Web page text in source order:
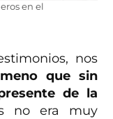
en el
nos
que sin
de la
no era muy